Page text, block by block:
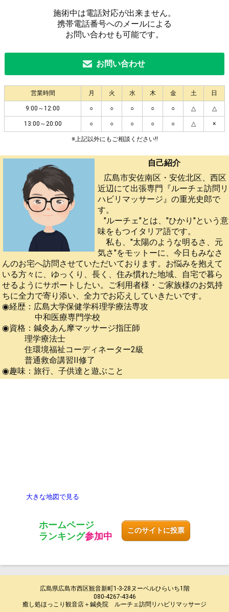
施術中は電話対応が出来ません。
携帯電話番号へのメールによる
お問い合わせも可能です。
お問い合わせ
営業時間 月 火 水 木 金 土 日
9:00～12:00 ○ ○ ○ ○ ○ △ △
13:00～20:00 ○ ○ ○ ○ ○ △ ×
※上記以外にもご相談ください!!
自己紹介
広島市安佐南区・安佐北区、西区
近辺にて出張専門『ルーチェ訪問リ
ハビリマッサージ』の重光史郎で
す。
"ルーチェ"とは、"ひかり"という意
味をもつイタリア語です。
私も、"太陽のような明るさ、元
気さ"をモットーに、今日もみなさ
んのお宅へ訪問させていただいております。お悩みを抱えて
いる方々に、ゆっくり、長く、住み慣れた地域、自宅で暮ら
せるようにサポートしたい。ご利用者様・ご家族様のお気持
ちに全力で寄り添い、全力でお応えしていきたいです。
◉経歴：広島大学保健学科理学療法専攻
中和医療専門学校
◉資格：鍼灸あん摩マッサージ指圧師
理学療法士
住環境福祉コーディネーター2級
普通救命講習II修了
◉趣味：旅行、子供達と遊ぶこと
大きな地図で見る
ホームページ
ランキング参加中
このサイトに投票
広島県広島市西区観音新町1-3-28ヌーベルひらいち1階
080-4267-4346
癒し処ほっこり観音店＋鍼灸院 ルーチェ訪問リハビリマッサージ